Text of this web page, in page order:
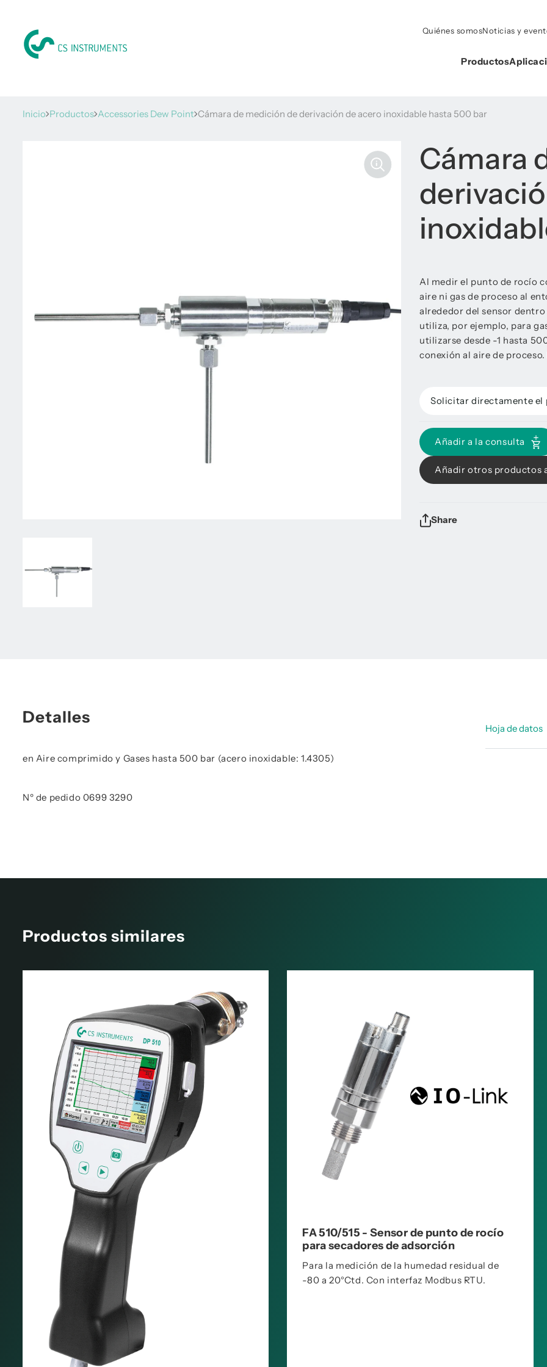
Quiénes somosNoticias y
Productos
Inicio Productos Accessories Dew Point Cámara de medición de derivación de acero inoxidable hasta 500 bar
Cámara
Al medir el punto de rocío
aire ni gas de proceso al
alrededor del sensor
utiliza, por ejemplo, para
utilizarse desde -1 hasta
conexión al aire de
Solicitar directamente el
Añadir a la consulta
Añadir otros productos
Share
Detalles
en Aire comprimido y Gases hasta 500 bar (acero inoxidable: 1.4305)
Nº de pedido 0699 3290
Hoja de datos
Productos similares
FA 510/515 - Sensor de punto de rocío
para secadores de adsorción
Para la medición de la humedad residual de
-80 a 20°Ctd. Con interfaz Modbus RTU.